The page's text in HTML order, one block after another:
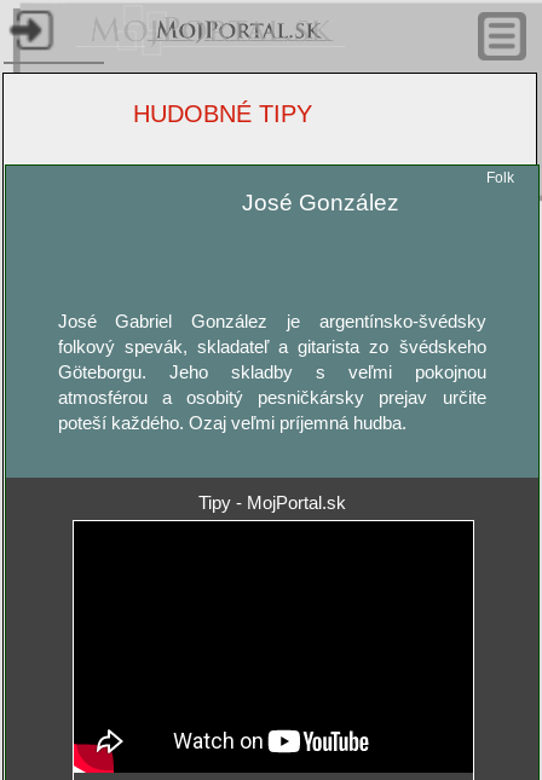
Hudobné
HUDOBNÉ TIPY
José González
Folk
José Gabriel González je argentínsko-švédsky
folkový spevák, skladateľ a gitarista zo švédskeho
Göteborgu. Jeho skladby s veľmi pokojnou
atmosférou a osobitý pesničkársky prejav určite
poteší každého. Ozaj veľmi príjemná hudba.
Tipy - MojPortal.sk